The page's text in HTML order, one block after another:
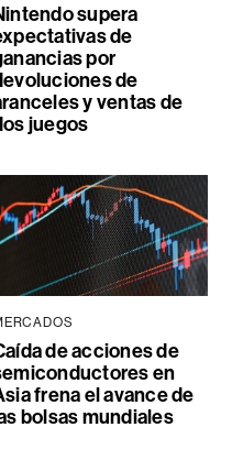
supera
de
por
de
y ventas de
juegos
de acciones de
en
frena el avance de
bolsas mundiales